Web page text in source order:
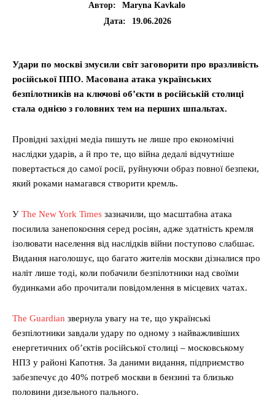
Автор:
Maryna Kavkalo
Дата:
19.06.2026
Удари по москві змусили світ заговорити про вразливість
російської ППО. Масована атака українських
безпілотників на ключові об’єкти в російській столиці
стала однією з головних тем на перших шпальтах.
Провідні західні медіа пишуть не лише про економічні
наслідки ударів, а й про те, що війна дедалі відчутніше
повертається до самої росії, руйнуючи образ повної безпеки,
який роками намагався створити кремль.
У The New York Times зазначили, що масштабна атака
посилила занепокоєння серед росіян, адже здатність кремля
ізолювати населення від наслідків війни поступово слабшає.
Видання наголошує, що багато жителів москви дізналися про
наліт лише тоді, коли побачили безпілотники над своїми
будинками або прочитали повідомлення в місцевих чатах.
The Guardian звернула увагу на те, що українські
безпілотники завдали удару по одному з найважливіших
енергетичних об’єктів російської столиці – московському
НПЗ у районі Капотня. За даними видання, підприємство
забезпечує до 40% потреб москви в бензині та близько
половини дизельного пального.